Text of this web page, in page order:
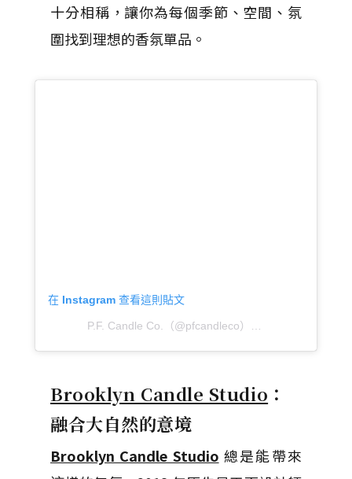
十分相稱，讓你為每個季節、空間、氛
圍找到理想的香氛單品。
在 Instagram 查看這則貼文
Brooklyn Candle Studio ：
融合大自然的意境
Brooklyn Candle Studio 總是能帶來